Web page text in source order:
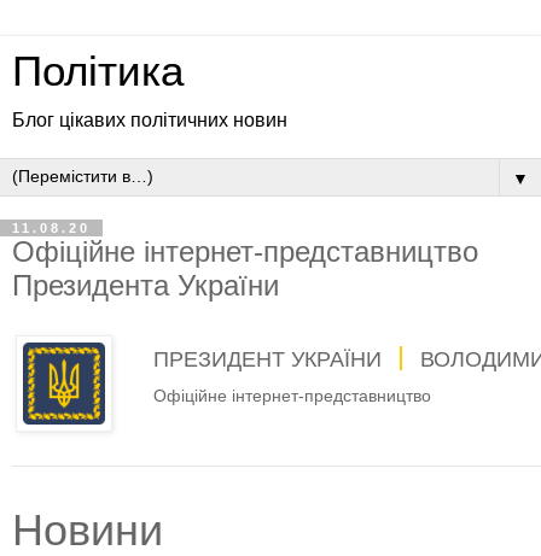
Політика
Блог цікавих політичних новин
▼
11.08.20
Офіційне інтернет-представництво
Президента України
ПРЕЗИДЕНТ УКРАЇНИ
Офіційне інтернет-представництво
Новини